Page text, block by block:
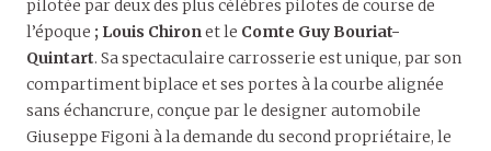
pilotée par deux des plus célèbres pilotes de course de
l’époque ; Louis Chiron et le Comte Guy Bouriat-
Quintart. Sa spectaculaire carrosserie est unique, par son
compartiment biplace et ses portes à la courbe alignée
sans échancrure, conçue par le designer automobile
Giuseppe Figoni à la demande du second propriétaire, le